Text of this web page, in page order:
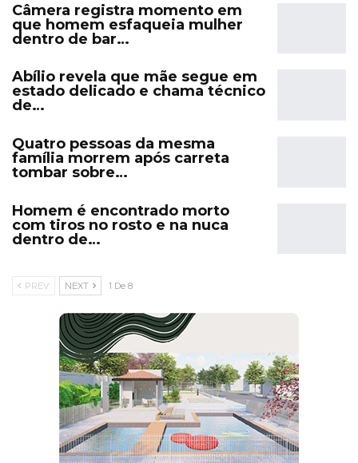
Câmera registra momento em
que homem esfaqueia mulher
dentro de bar…
Abílio revela que mãe segue em
estado delicado e chama técnico
de…
Quatro pessoas da mesma
família morrem após carreta
tombar sobre…
Homem é encontrado morto
com tiros no rosto e na nuca
dentro de…
PREV NEXT 1 De 8